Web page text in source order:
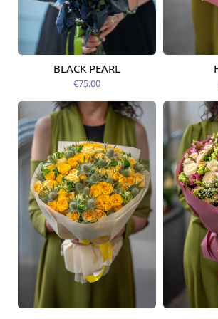
Pieejams šodien
BLACK PEARL
€75.00